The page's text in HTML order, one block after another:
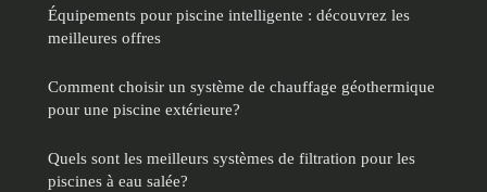
Équipements pour piscine intelligente : découvrez les
meilleures offres
Comment choisir un système de chauffage géothermique
pour une piscine extérieure?
Quels sont les meilleurs systèmes de filtration pour les
piscines à eau salée?